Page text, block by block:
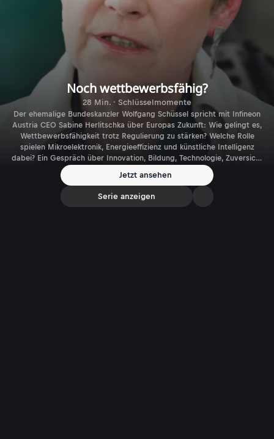
Noch wettbewerbsfähig?
28 Min. · Schlüsselmomente
Der ehemalige Bundeskanzler Wolfgang Schüssel spricht mit Infineon
Austria CEO Sabine Herlitschka über Europas Zukunft: Wie gelingt es,
Wettbewerbsfähigkeit trotz Regulierung zu stärken? Welche Rolle
spielen Mikroelektronik, Energieeffizienz und künstliche Intelligenz
dabei? Ein Gespräch über Innovation, Bildung, Technologie, Zuversicht
und die Verantwortung von Politik und Industrie für eine nachhaltige,
starke europäische Wirtschaft.
Jetzt ansehen
Serie anzeigen